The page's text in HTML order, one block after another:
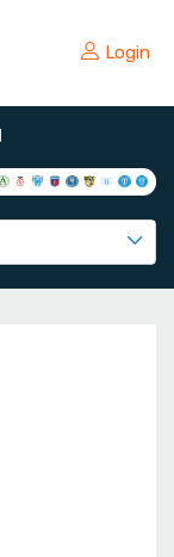
Login